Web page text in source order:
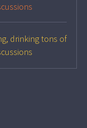
drinking tons of